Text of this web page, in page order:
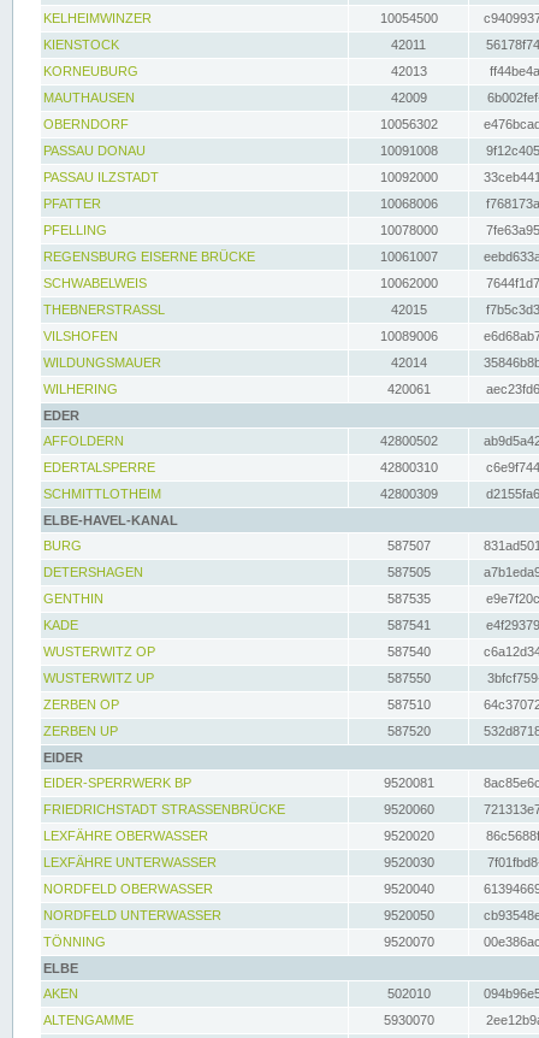
KELHEIMWINZER
10054500
KIENSTOCK
42011
KORNEUBURG
42013
MAUTHAUSEN
42009
OBERNDORF
10056302
PASSAU DONAU
10091008
PASSAU ILZSTADT
10092000
PFATTER
10068006
PFELLING
10078000
REGENSBURG EISERNE BRÜCKE
10061007
SCHWABELWEIS
10062000
THEBNERSTRASSL
42015
VILSHOFEN
10089006
WILDUNGSMAUER
42014
WILHERING
420061
EDER
AFFOLDERN
42800502
EDERTALSPERRE
42800310
SCHMITTLOTHEIM
42800309
ELBE-HAVEL-KANAL
BURG
587507
DETERSHAGEN
587505
GENTHIN
587535
KADE
587541
WUSTERWITZ OP
587540
WUSTERWITZ UP
587550
ZERBEN OP
587510
ZERBEN UP
587520
EIDER
EIDER-SPERRWERK BP
9520081
FRIEDRICHSTADT STRASSENBRÜCKE
9520060
LEXFÄHRE OBERWASSER
9520020
LEXFÄHRE UNTERWASSER
9520030
NORDFELD OBERWASSER
9520040
NORDFELD UNTERWASSER
9520050
TÖNNING
9520070
ELBE
AKEN
502010
ALTENGAMME
5930070